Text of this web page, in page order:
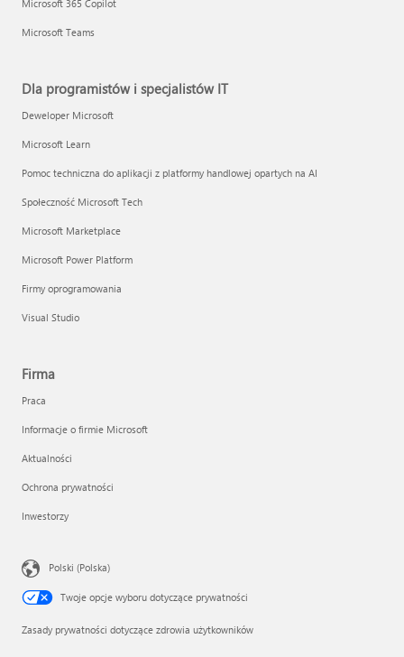
Microsoft 365 Copilot
Microsoft Teams
Dla programistów i specjalistów IT
Deweloper Microsoft
Microsoft Learn
Pomoc techniczna do aplikacji z platformy handlowej opartych na AI
Społeczność Microsoft Tech
Microsoft Marketplace
Microsoft Power Platform
Firmy oprogramowania
Visual Studio
Firma
Praca
Informacje o firmie Microsoft
Aktualności
Ochrona prywatności
Inwestorzy
Polski (Polska)
Twoje opcje wyboru dotyczące prywatności
Zasady prywatności dotyczące zdrowia użytkowników